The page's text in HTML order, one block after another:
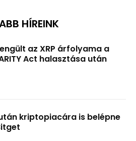
HÍREINK
az XRP árfolyama a
Act halasztása után
kriptopiacára is belépne